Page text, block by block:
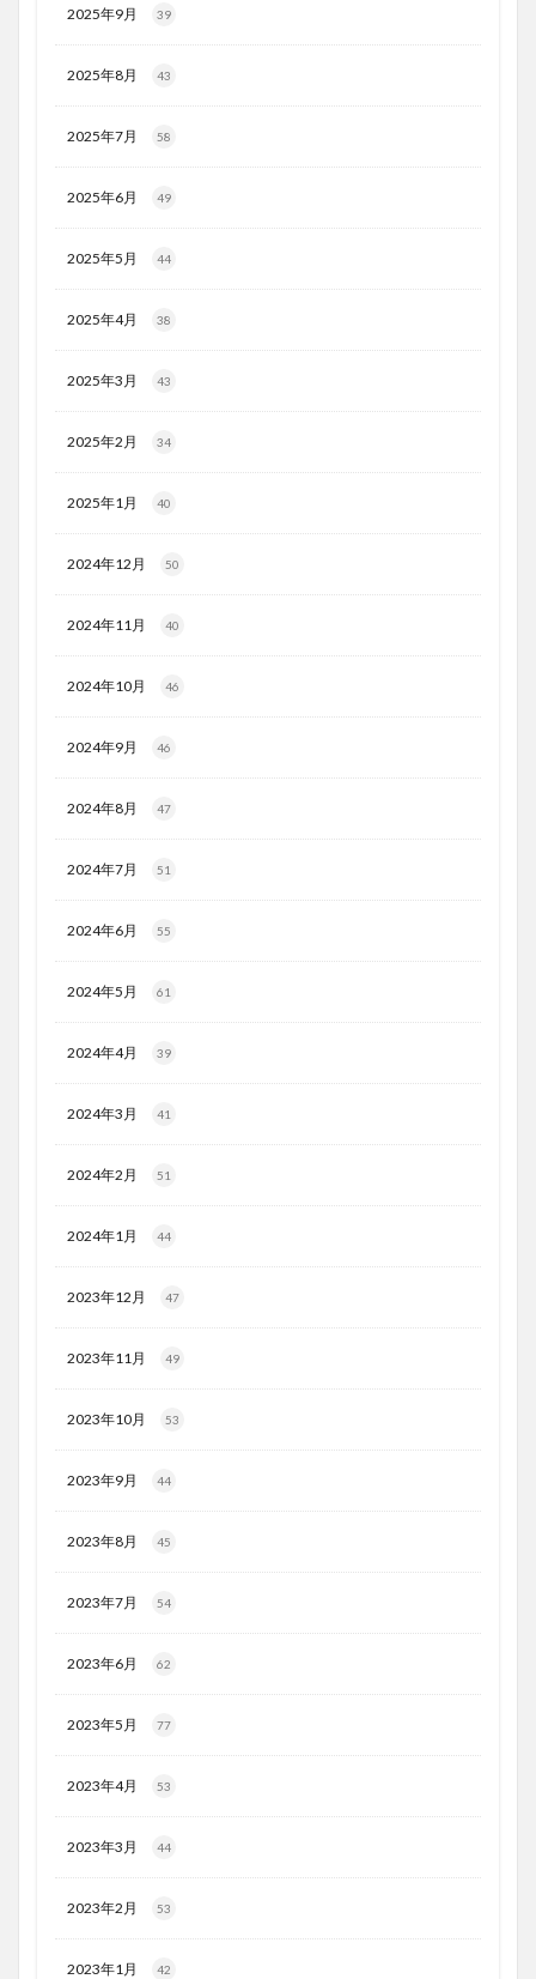
2025年9月 39
2025年8月 43
2025年7月 58
2025年6月 49
2025年5月 44
2025年4月 38
2025年3月 43
2025年2月 34
2025年1月 40
2024年12月 50
2024年11月 40
2024年10月 46
2024年9月 46
2024年8月 47
2024年7月 51
2024年6月 55
2024年5月 61
2024年4月 39
2024年3月 41
2024年2月 51
2024年1月 44
2023年12月 47
2023年11月 49
2023年10月 53
2023年9月 44
2023年8月 45
2023年7月 54
2023年6月 62
2023年5月 77
2023年4月 53
2023年3月 44
2023年2月 53
2023年1月 42